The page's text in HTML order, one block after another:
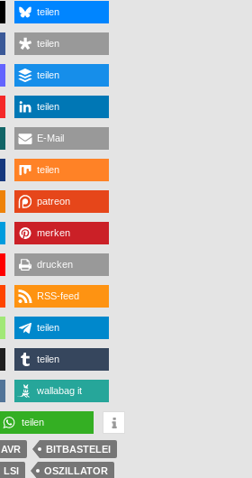
teilen
teilen
teilen
teilen
E-Mail
teilen
patreon
merken
drucken
RSS-feed
teilen
teilen
wallabag it
teilen
AVR
BITBASTELEI
LSI
OSZILLATOR